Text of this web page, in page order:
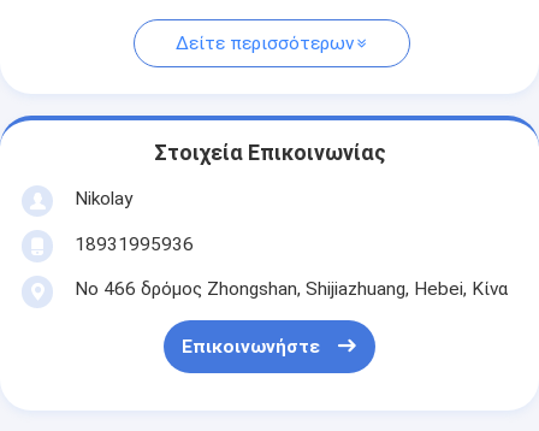
Δείτε περισσότερων
Στοιχεία Επικοινωνίας
Nikolay
18931995936
Νο 466 δρόμος Zhongshan, Shijiazhuang, Hebei, Κίνα
Επικοινωνήστε